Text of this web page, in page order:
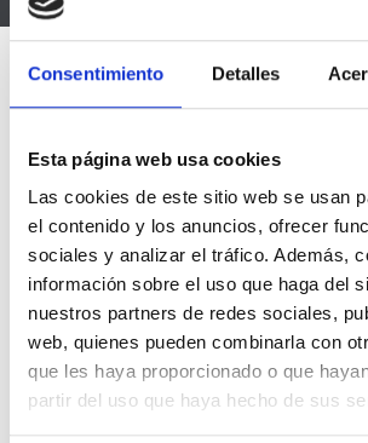
Consentimiento Detalles
Esta página web usa cookies
Las cookies de este sitio web se usan
el contenido y los anuncios, ofrecer
sociales y analizar el tráfico. Además,
información sobre el uso que haga del
nuestros partners de redes sociales,
web, quienes pueden combinarla con
que les haya proporcionado o que
partir del uso que haya hecho de sus